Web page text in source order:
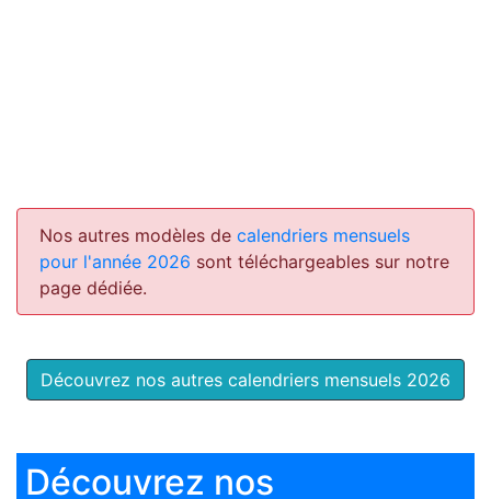
Nos autres modèles de calendriers mensuels
pour l'année 2026 sont téléchargeables sur notre
page dédiée.
Découvrez nos autres calendriers mensuels 2026
Découvrez nos